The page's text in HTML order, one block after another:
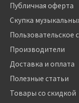
Публичная оферта
Скупка
Пользовательское
Производители
Доставка и оплата
Полезные статьи
Товары со скидкой